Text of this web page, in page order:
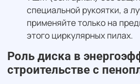
специальной рукоятки, а
применяйте только на
этого циркулярных пилах.
Роль диска в
строительстве с